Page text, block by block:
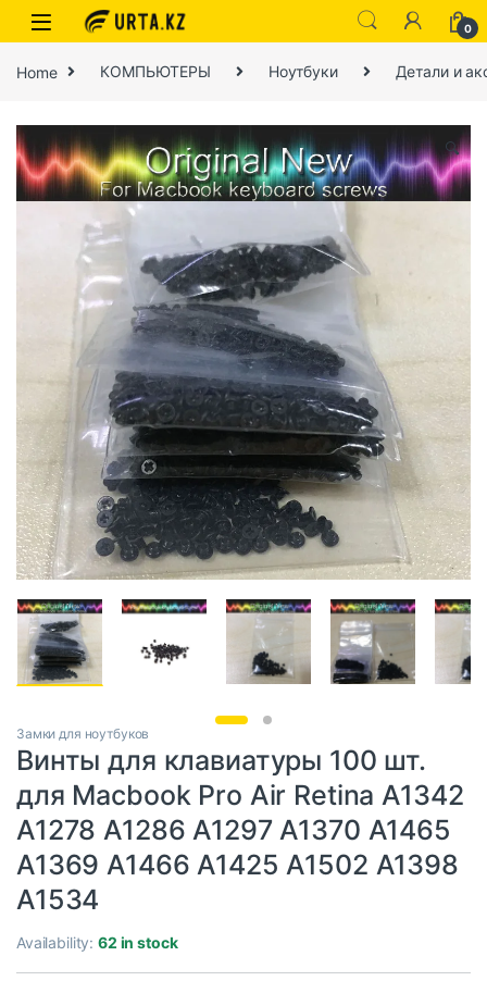
0
Home КОМПЬЮТЕРЫ Ноутбуки Детали и
🔍
Замки для ноутбуков
Винты для клавиатуры 100 шт.
для Macbook Pro Air Retina A1342
A1278 A1286 A1297 A1370 A1465
A1369 A1466 A1425 A1502 A1398
A1534
Availability:62 in stock